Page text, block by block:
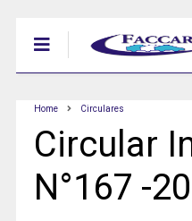
Home Circulares
Circular
N°167 -